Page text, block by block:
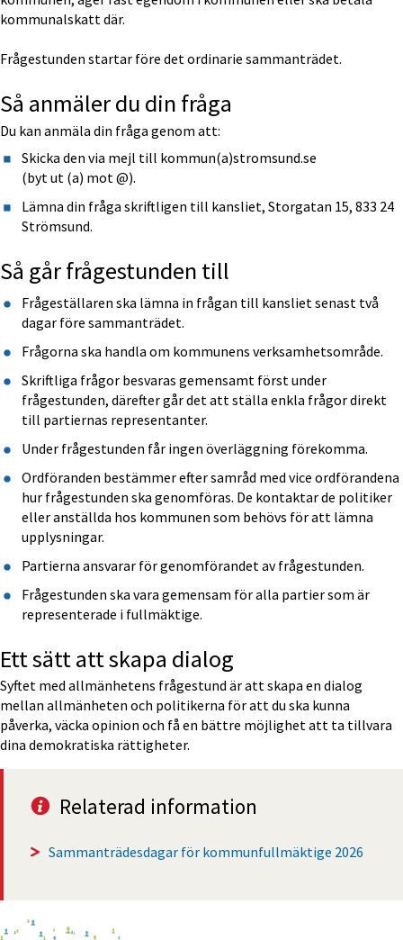
kommunalskatt där.
Frågestunden startar före det ordinarie sammanträdet.
Så anmäler du din fråga
Du kan anmäla din fråga genom att:
Skicka den via mejl till kommun(a)stromsund.se
(byt ut (a) mot @).
Lämna din fråga skriftligen till kansliet, Storgatan 15, 833 24
Strömsund.
Så går frågestunden till
Frågeställaren ska lämna in frågan till kansliet senast två
dagar före sammanträdet.
Frågorna ska handla om kommunens verksamhetsområde.
Skriftliga frågor besvaras gemensamt först under
frågestunden, därefter går det att ställa enkla frågor direkt
till partiernas representanter.
Under frågestunden får ingen överläggning förekomma.
Ordföranden bestämmer efter samråd med vice ordförandena
hur frågestunden ska genomföras. De kontaktar de politiker
eller anställda hos kommunen som behövs för att lämna
upplysningar.
Partierna ansvarar för genomförandet av frågestunden.
Frågestunden ska vara gemensam för alla partier som är
representerade i fullmäktige.
Ett sätt att skapa dialog
Syftet med allmänhetens frågestund är att skapa en dialog
mellan allmänheten och politikerna för att du ska kunna
påverka, väcka opinion och få en bättre möjlighet att ta tillvara
dina demokratiska rättigheter.
Relaterad information
Sammanträdesdagar för kommunfullmäktige 2026